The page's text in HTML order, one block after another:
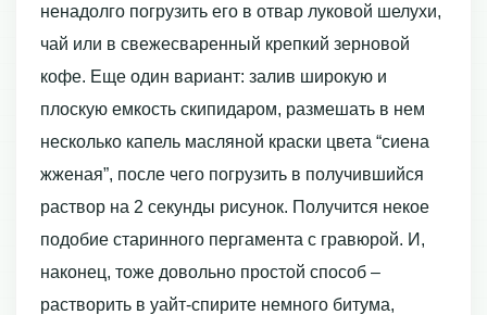
ненадолго погрузить его в отвар луковой шелухи,
чай или в свежесваренный крепкий зерновой
кофе. Еще один вариант: залив широкую и
плоскую емкость скипидаром, размешать в нем
несколько капель масляной краски цвета “сиена
жженая”, после чего погрузить в получившийся
раствор на 2 секунды рисунок. Получится некое
подобие старинного пергамента с гравюрой. И,
наконец, тоже довольно простой способ –
растворить в уайт-спирите немного битума,